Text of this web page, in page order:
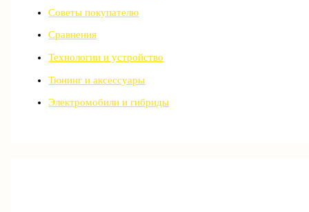
Советы покупателю
Сравнения
Технологии и устройство
Тюнинг и аксессуары
Электромобили и гибриды